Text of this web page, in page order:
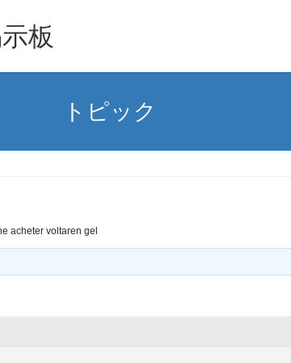
板
トピック
acheter voltaren gel